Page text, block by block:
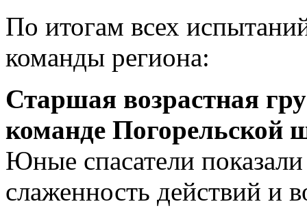
По итогам всех
команды региона:
Старшая возрастная
команде Погорельской
Юные спасатели
слаженность действий и